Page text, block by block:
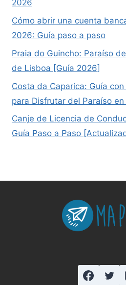
2026
Cómo abrir una cuenta
2026: Guía paso a paso
Praia do Guincho: Paraíso
de Lisboa [Guía 2026]
Costa da Caparica: Guía
para Disfrutar del Paraíso
Canje de Licencia de
Guía Paso a Paso